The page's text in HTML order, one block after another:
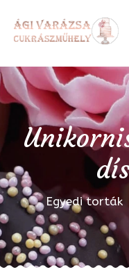
Egyedi torták